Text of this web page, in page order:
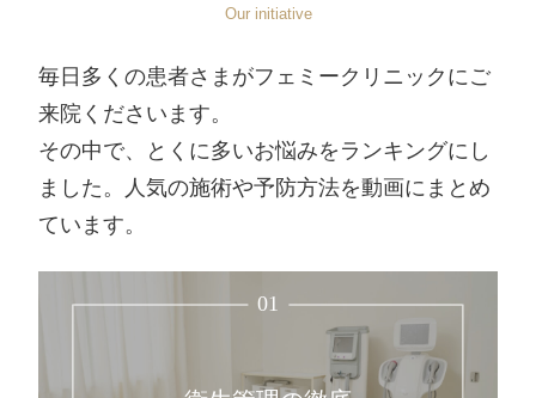
Our initiative
毎日多くの患者さまがフェミークリニックにご
来院くださいます。
その中で、とくに多いお悩みをランキングにし
ました。人気の施術や予防方法を動画にまとめ
ています。
01